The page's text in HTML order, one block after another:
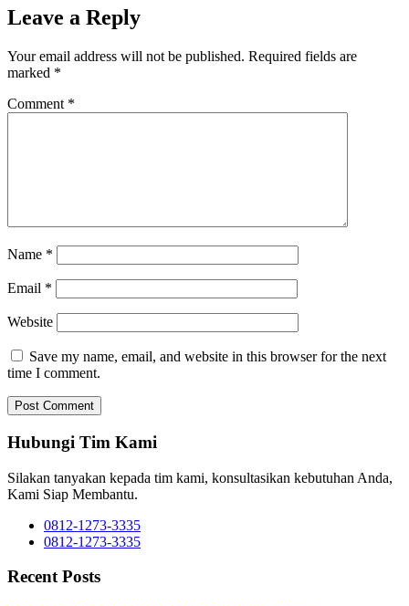
Leave a Reply
Your email address will not be published. Required fields are
marked *
Comment *
Name *
Email *
Website
Save my name, email, and website in this browser for the next
time I comment.
Hubungi Tim Kami
Silakan tanyakan kepada tim kami, konsultasikan kebutuhan Anda,
Kami Siap Membantu.
0812-1273-3335
0812-1273-3335
Recent Posts